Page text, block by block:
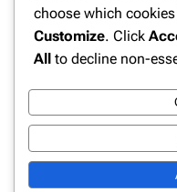
Website
choose which
Customize. Click
All to decline non-